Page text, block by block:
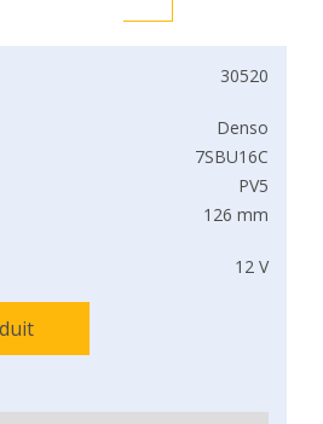
30520
Denso
7SBU16C
PV5
126 mm
12 V